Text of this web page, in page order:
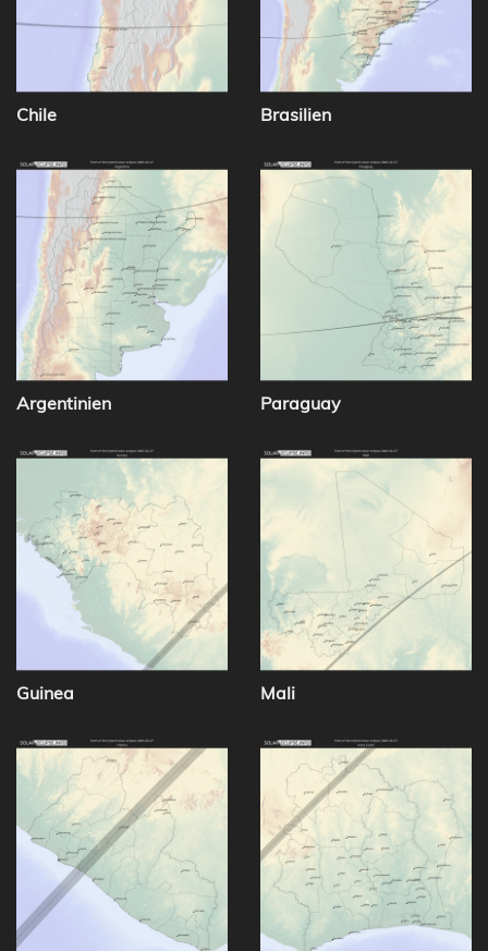
Chile Brasilien
Argentinien Paraguay
Guinea Mali